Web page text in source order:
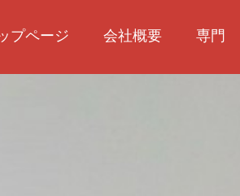
プページ 会社概要 専門